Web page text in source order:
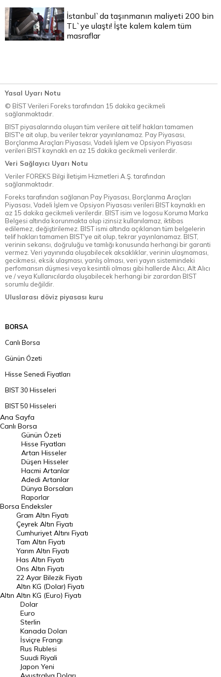
İstanbul`da taşınmanın maliyeti 200 bin
TL`ye ulaştı! İşte kalem kalem tüm
masraflar
Yasal Uyarı Notu
© BİST Verileri Foreks tarafından 15 dakika gecikmeli
sağlanmaktadır.
BIST piyasalarında oluşan tüm verilere ait telif hakları tamamen
BIST'e ait olup, bu veriler tekrar yayınlanamaz. Pay Piyasası,
Borçlanma Araçları Piyasası, Vadeli İşlem ve Opsiyon Piyasası
verileri BIST kaynaklı en az 15 dakika gecikmeli verilerdir.
Veri Sağlayıcı Uyarı Notu
Veriler FOREKS Bilgi İletişim Hizmetleri A.Ş. tarafından
sağlanmaktadır.
Foreks tarafından sağlanan Pay Piyasası, Borçlanma Araçları
Piyasası, Vadeli İşlem ve Opsiyon Piyasası verileri BIST kaynaklı en
az 15 dakika gecikmeli verilerdir. BIST isim ve logosu Koruma Marka
Belgesi altında korunmakta olup izinsiz kullanılamaz, iktibas
edilemez, değiştirilemez. BIST ismi altında açıklanan tüm belgelerin
telif hakları tamamen BIST'ye ait olup, tekrar yayınlanamaz. BIST,
verinin sekansı, doğruluğu ve tamlığı konusunda herhangi bir garanti
vermez. Veri yayınında oluşabilecek aksaklıklar, verinin ulaşmaması,
gecikmesi, eksik ulaşması, yanlış olması, veri yayın sistemindeki
perfomansın düşmesi veya kesintili olması gibi hallerde Alıcı, Alt Alıcı
ve / veya Kullanıcılarda oluşabilecek herhangi bir zarardan BIST
sorumlu değildir.
Uluslarası döviz piyasası kuru
BORSA
Canlı Borsa
Günün Özeti
Hisse Senedi Fiyatları
BIST 30 Hisseleri
BIST 50 Hisseleri
BIST 100 Hisseleri
En Çok Artan Hisseler
En Çok Düşen Hisseler
Hacmi Artanlar
Geçmiş Kapanışlar
Dünya Borsaları
Raporlar
Endeksler
DÖVİZ
Döviz Kuru
Dolar Kuru
Euro Kuru
Pound Kuru
Frank Kuru
Riyal Kuru
Avustralya Doları
Ana Sayfa
Canlı Borsa
Borsa
Günün Özeti
Hisse Fiyatları
Artan Hisseler
Düşen Hisseler
Hacmi Artanlar
Adedi Artanlar
Dünya Borsaları
Raporlar
Endeksler
Altın
Gram Altın Fiyatı
Çeyrek Altın Fiyatı
Cumhuriyet Altını Fiyatı
Tam Altın Fiyatı
Yarım Altın Fiyatı
Has Altın Fiyatı
Ons Altın Fiyatı
22 Ayar Bilezik Fiyatı
Altın KG (Dolar) Fiyatı
Altın KG (Euro) Fiyatı
Dolar
Euro
Sterlin
Kanada Doları
İsviçre Frangı
Rus Rublesi
Suudi Riyali
Japon Yeni